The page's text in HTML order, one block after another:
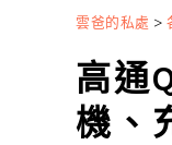
雲爸的私處 >
高通
機、